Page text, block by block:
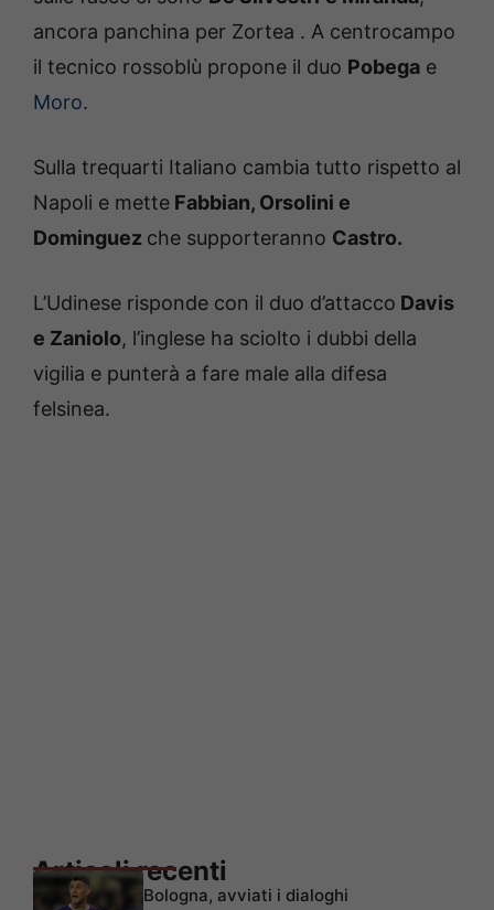
ancora panchina per Zortea . A centrocampo
il tecnico rossoblù propone il duo Pobega e
Moro.
Sulla trequarti Italiano cambia tutto rispetto al
Napoli e mette Fabbian, Orsolini e
Dominguez che supporteranno Castro.
L’Udinese risponde con il duo d’attacco Davis
e Zaniolo, l’inglese ha sciolto i dubbi della
vigilia e punterà a fare male alla difesa
felsinea.
Articoli recenti
Bologna, avviati i dialoghi